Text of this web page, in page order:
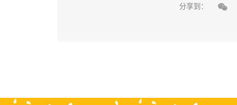
分享到： 